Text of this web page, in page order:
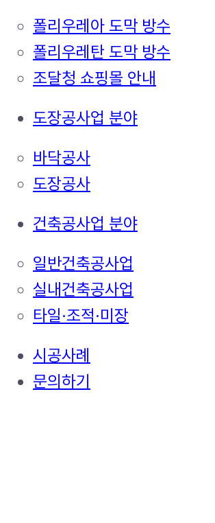
폴리우레아 도막 방수
폴리우레탄 도막 방수
조달청 쇼핑몰 안내
도장공사업 분야
바닥공사
도장공사
건축공사업 분야
일반건축공사업
실내건축공사업
타일·조적·미장
시공사례
문의하기